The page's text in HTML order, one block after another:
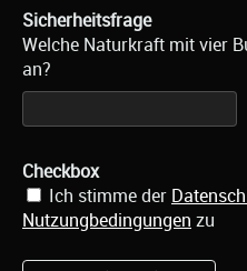
Sicherheitsfrage
Welche Naturkraft mit vier
an?
Checkbox
Ich stimme der
Nutzungbedingungen zu